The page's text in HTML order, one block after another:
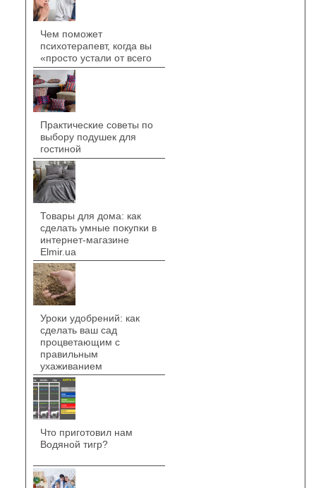
Чем поможет
психотерапевт, когда вы
«просто устали от всего
Практические советы по
выбору подушек для
гостиной
Товары для дома: как
сделать умные покупки в
интернет-магазине
Elmir.ua
Уроки удобрений: как
сделать ваш сад
процветающим с
правильным
ухаживанием
Что приготовил нам
Водяной тигр?